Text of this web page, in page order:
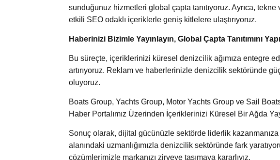
sunduğunuz hizmetleri global çapta tanıtıyoruz. Ayrıca,
etkili SEO odaklı içeriklerle geniş kitlelere ulaştırıyoruz.
Haberinizi Bizimle Yayınlayın, Global Çapta Tanıtımını
Bu süreçte, içeriklerinizi küresel denizcilik ağımıza entegre
artırıyoruz. Reklam ve haberlerinizle denizcilik sektöründe
oluyoruz.
Boats Group, Yachts Group, Motor Yachts Group ve Sail
Haber Portalımız Üzerinden İçeriklerinizi Küresel Bir Ağda
Sonuç olarak, dijital gücünüzle sektörde liderlik kazanmanıza
alanındaki uzmanlığımızla denizcilik sektöründe fark
çözümlerimizle markanızı zirveye taşımaya kararlıyız.